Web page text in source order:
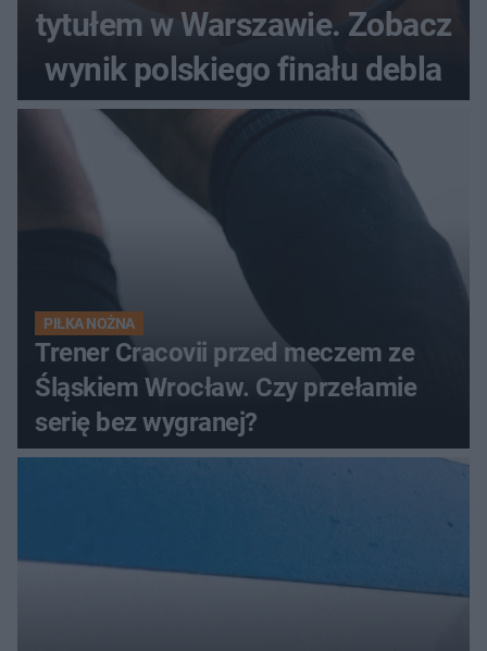
tytułem w Warszawie. Zobacz
wynik polskiego finału debla
PIŁKA NOŻNA
Trener Cracovii przed meczem ze
Śląskiem Wrocław. Czy przełamie
serię bez wygranej?